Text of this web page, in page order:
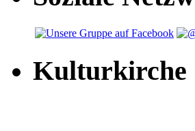
Kulturkirche